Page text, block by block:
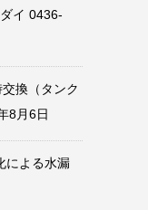
イ 0436-
換（タンク
8月6日
による水漏